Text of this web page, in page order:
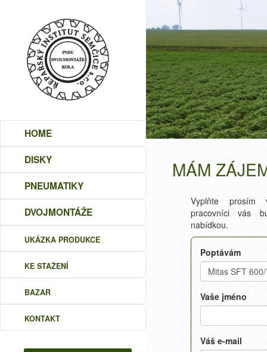
HOME
DISKY
PNEUMATIKY
DVOJMONTÁŽE
UKÁZKA PRODUKCE
KE STAŽENÍ
BAZAR
KONTAKT
MÁM
Vyplňte prosím
pracovníci vás
nabídkou.
Poptávám
Vaše jméno
Váš e-mail